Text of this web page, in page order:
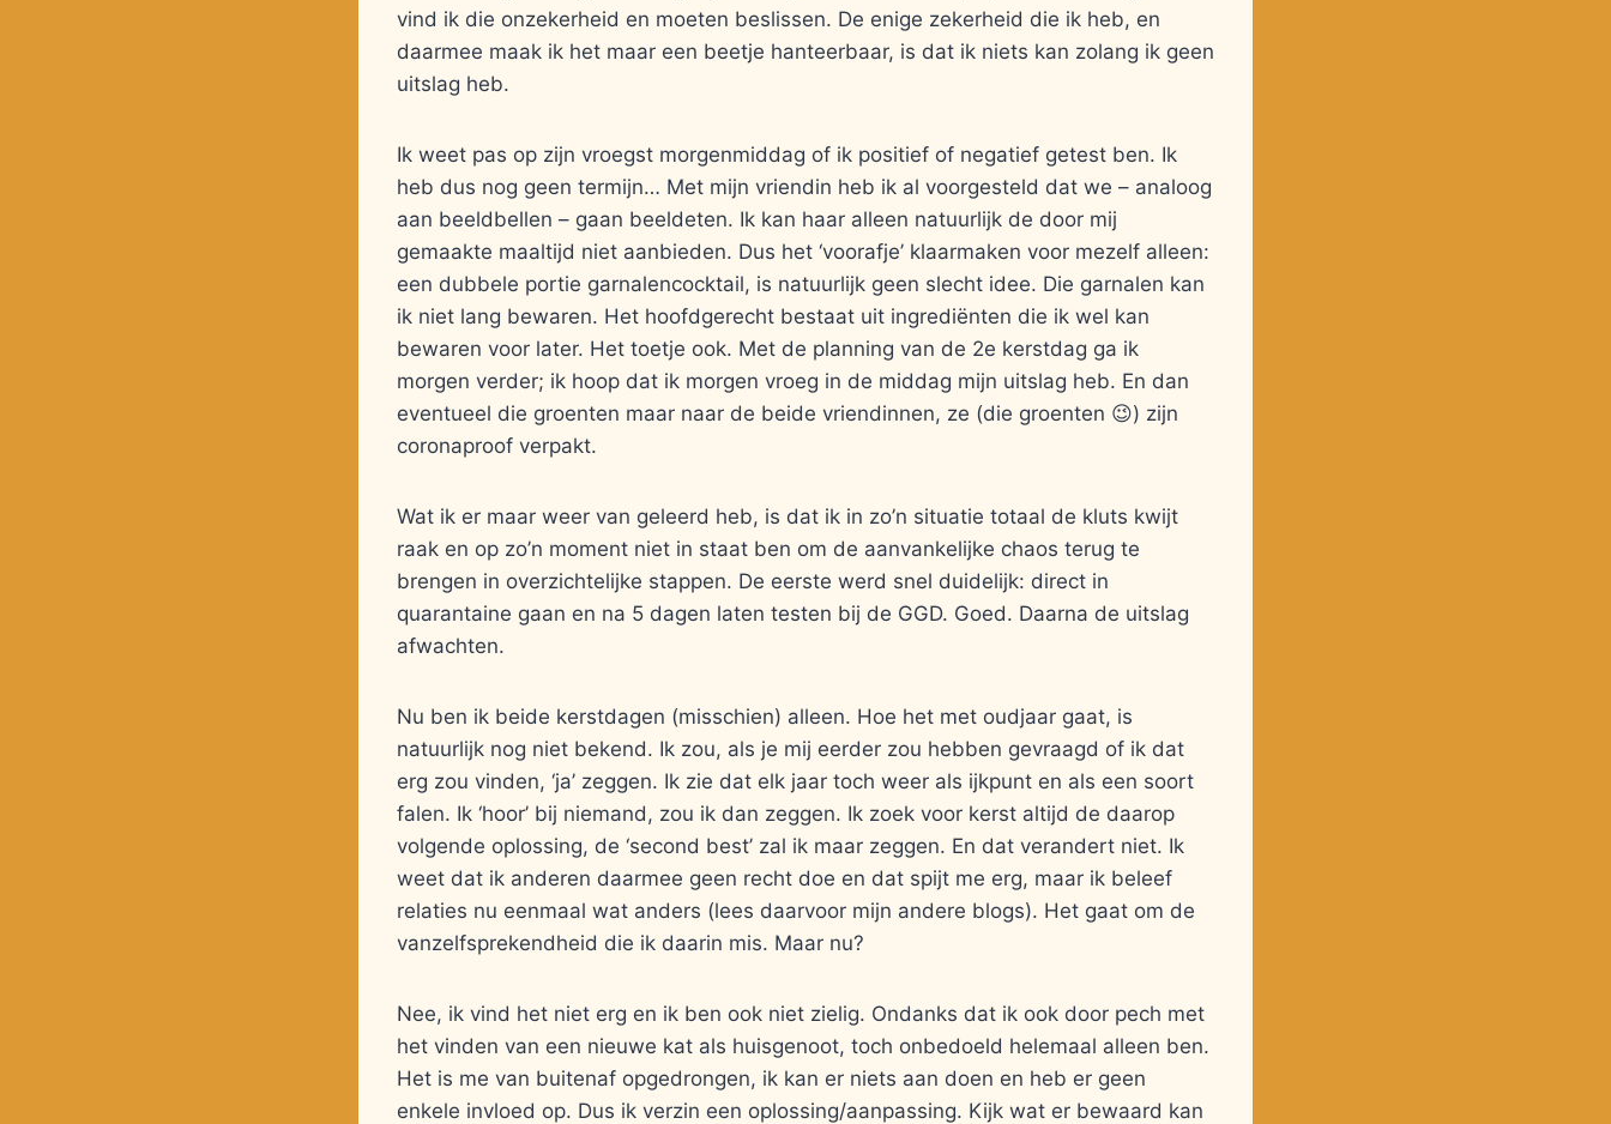
vind ik die onzekerheid en moeten beslissen. De enige zekerheid die ik heb, en
daarmee maak ik het maar een beetje hanteerbaar, is dat ik niets kan zolang ik geen
uitslag heb.
Ik weet pas op zijn vroegst morgenmiddag of ik positief of negatief getest ben. Ik
heb dus nog geen termijn… Met mijn vriendin heb ik al voorgesteld dat we – analoog
aan beeldbellen – gaan beeldeten. Ik kan haar alleen natuurlijk de door mij
gemaakte maaltijd niet aanbieden. Dus het ‘voorafje’ klaarmaken voor mezelf alleen:
een dubbele portie garnalencocktail, is natuurlijk geen slecht idee. Die garnalen kan
ik niet lang bewaren. Het hoofdgerecht bestaat uit ingrediënten die ik wel kan
bewaren voor later. Het toetje ook. Met de planning van de 2e kerstdag ga ik
morgen verder; ik hoop dat ik morgen vroeg in de middag mijn uitslag heb. En dan
eventueel die groenten maar naar de beide vriendinnen, ze (die groenten 😉) zijn
coronaproof verpakt.
Wat ik er maar weer van geleerd heb, is dat ik in zo’n situatie totaal de kluts kwijt
raak en op zo’n moment niet in staat ben om de aanvankelijke chaos terug te
brengen in overzichtelijke stappen. De eerste werd snel duidelijk: direct in
quarantaine gaan en na 5 dagen laten testen bij de GGD. Goed. Daarna de uitslag
afwachten.
Nu ben ik beide kerstdagen (misschien) alleen. Hoe het met oudjaar gaat, is
natuurlijk nog niet bekend. Ik zou, als je mij eerder zou hebben gevraagd of ik dat
erg zou vinden, ‘ja’ zeggen. Ik zie dat elk jaar toch weer als ijkpunt en als een soort
falen. Ik ‘hoor’ bij niemand, zou ik dan zeggen. Ik zoek voor kerst altijd de daarop
volgende oplossing, de ‘second best’ zal ik maar zeggen. En dat verandert niet. Ik
weet dat ik anderen daarmee geen recht doe en dat spijt me erg, maar ik beleef
relaties nu eenmaal wat anders (lees daarvoor mijn andere blogs). Het gaat om de
vanzelfsprekendheid die ik daarin mis. Maar nu?
Nee, ik vind het niet erg en ik ben ook niet zielig. Ondanks dat ik ook door pech met
het vinden van een nieuwe kat als huisgenoot, toch onbedoeld helemaal alleen ben.
Het is me van buitenaf opgedrongen, ik kan er niets aan doen en heb er geen
enkele invloed op. Dus ik verzin een oplossing/aanpassing. Kijk wat er bewaard kan